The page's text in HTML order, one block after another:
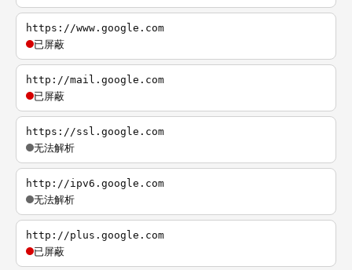
https://www.google.com
已屏蔽
http://mail.google.com
已屏蔽
https://ssl.google.com
无法解析
http://ipv6.google.com
无法解析
http://plus.google.com
已屏蔽